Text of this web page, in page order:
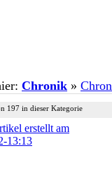
Chronik »
197 in dieser Kategorie